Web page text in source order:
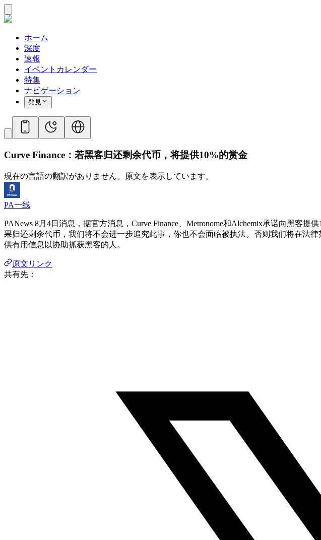
ホーム
深度
速報
イベントカレンダー
特集
ナビゲーション
発見
Curve Finance：若黑客归还剩余代币，将提供10%的赏金
現在の言語の翻訳がありません。原文を表示しています。
PA一线
PANews 8月4日消息，据官方消息，Curve Finance、Metronome和Alchemix承诺向黑客
果归还剩余代币，我们将不会进一步追究此事，你也不会面临被执法。否则我们将在法
供有用信息以协助抓获黑客的人。
原文リンク
共有先：